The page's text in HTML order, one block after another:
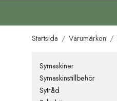
Startsida / Varumärken /
Symaskiner
Symaskinstillbehör
Sytråd